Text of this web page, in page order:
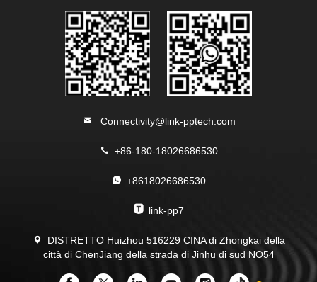
Connectivity@link-pptech.com
+86-180-18026686530
+8618026686530
link-pp7
DISTRETTO Huizhou 516229 CINA di Zhongkai della
città di ChenJiang della strada di Jinhu di sud NO54